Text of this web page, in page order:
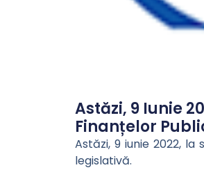
Astăzi, 9 Iunie
Finanțelor
Astăzi, 9 iunie 2022,
legislativă.